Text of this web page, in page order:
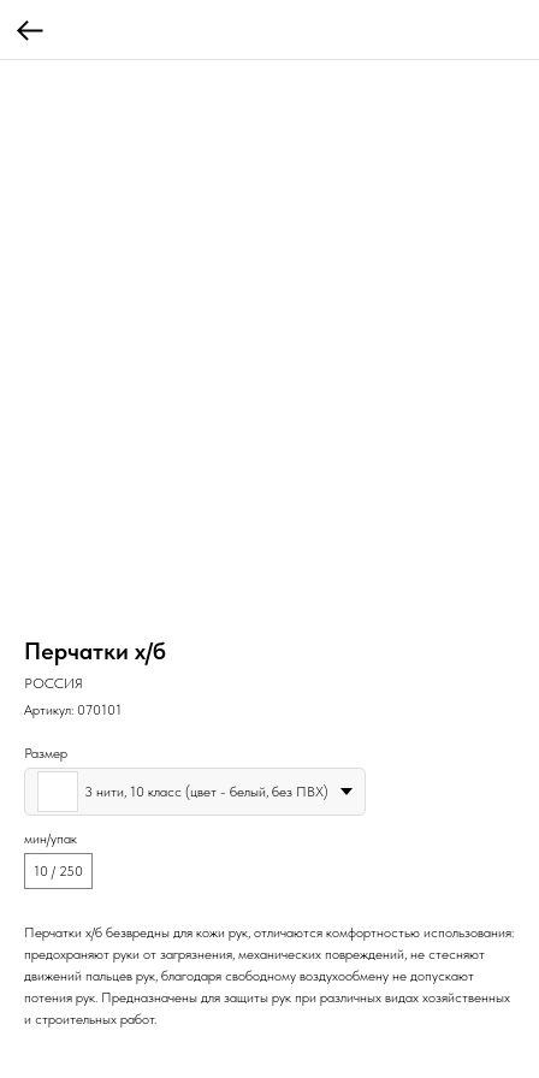
Перчатки х/б
РОССИЯ
Артикул: 070101
Размер
3 нити, 10 класс (цвет - белый, без ПВХ)
мин/упак
10 / 250
Перчатки х/б безвредны для кожи рук, отличаются комфортностью использования:
предохраняют руки от загрязнения, механических повреждений, не стесняют
движений пальцев рук, благодаря свободному воздухообмену не допускают
потения рук. Предназначены для защиты рук при различных видах хозяйственных
и строительных работ.